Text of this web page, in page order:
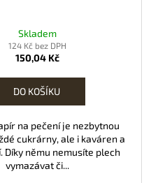
Skladem
124 Kč bez DPH
150,04 Kč
DO KOŠÍKU
na pečení je nezbytnou
cukrárny, ale i kaváren a
Díky němu nemusíte plech
vymazávat či...